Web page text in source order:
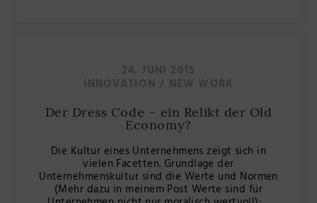
24. JUNI 2015
INNOVATION / NEW WORK
Der Dress Code – ein Relikt der Old
Economy?
Die Kultur eines Unternehmens zeigt sich in
vielen Facetten. Grundlage der
Unternehmenskultur sind die Werte und Normen
(Mehr dazu in meinem Post Werte sind für